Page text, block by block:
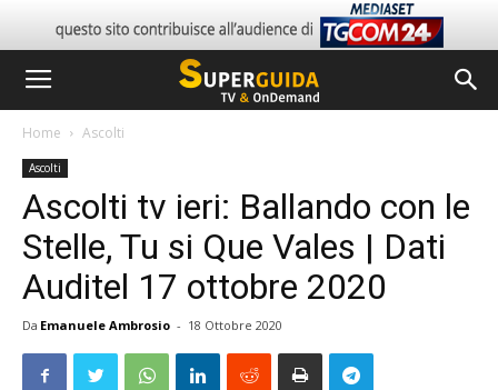
Home Ascolti
Ascolti
Ascolti tv ieri: Ballando con le
Stelle, Tu si Que Vales | Dati
Auditel 17 ottobre 2020
Da Emanuele Ambrosio - 18 Ottobre 2020